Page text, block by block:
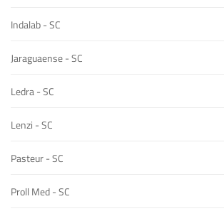
Indalab - SC
Jaraguaense - SC
Ledra - SC
Lenzi - SC
Pasteur - SC
Proll Med - SC